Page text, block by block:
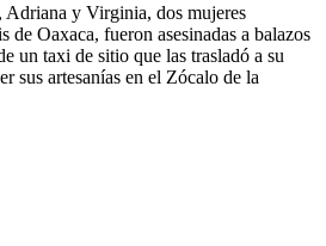
Adriana y Virginia, dos mujeres
de Oaxaca, fueron asesinadas a balazos
un taxi de sitio que las trasladó a su
sus artesanías en el Zócalo de la